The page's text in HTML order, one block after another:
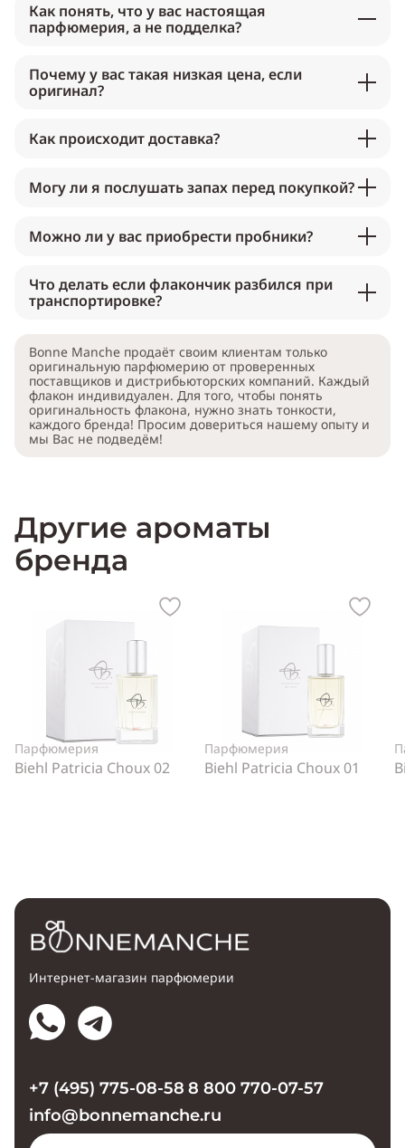
Как понять, что у вас настоящая
парфюмерия, а не подделка?
Почему у вас такая низкая цена, если
оригинал?
Как происходит доставка?
Могу ли я послушать запах перед покупкой?
Можно ли у вас приобрести пробники?
Что делать если флакончик разбился при
транспортировке?
Bonne Manche продаёт своим клиентам только
оригинальную парфюмерию от проверенных
поставщиков и дистрибьюторских компаний. Каждый
флакон индивидуален. Для того, чтобы понять
оригинальность флакона, нужно знать тонкости,
каждого бренда! Просим довериться нашему опыту и
мы Вас не подведём!
Другие ароматы
бренда
Парфюмерия
Biehl Patricia Choux 02
Парфюмерия
Biehl Patricia Choux 01
Интернет-магазин парфюмерии
+7 (495) 775-08-58 8 800 770-07-57
info@bonnemanche.ru